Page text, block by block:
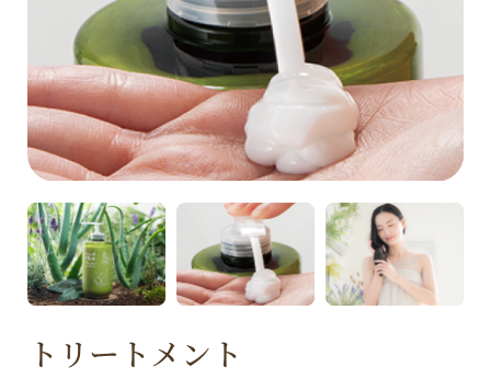
トリートメント